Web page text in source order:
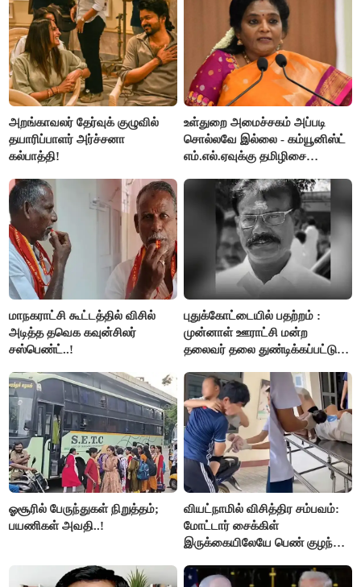
அறங்காவலர் தேர்வுக் குழுவில்
தயாரிப்பாளர் அர்ச்சனா
கல்பாத்தி!
உள்துறை அமைச்சகம் அப்படி
சொல்லவே இல்லை - கம்யூனிஸ்ட்
எம்.எல்.ஏவுக்கு தமிழிசை
மாநகராட்சி கூட்டத்தில் விசில்
அடித்த தவெக கவுன்சிலர்
சஸ்பெண்ட்..!
புதுக்கோட்டையில் பதற்றம் :
முன்னாள் ஊராட்சி மன்ற
தலைவர் தலை துண்டிக்கப்பட்டு
ஓசூரில் பேருந்துகள் நிறுத்தம்;
பயணிகள் அவதி..!
வியட்நாமில் விசித்திர சம்பவம்:
மோட்டார் சைக்கிள்
இருக்கையிலேயே பெண் குழந்தை